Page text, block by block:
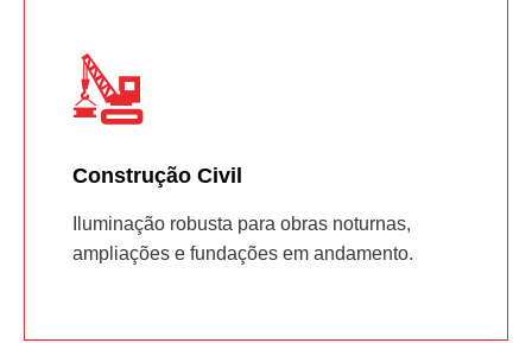
Construção Civil
Iluminação robusta para obras noturnas,
ampliações e fundações em andamento.